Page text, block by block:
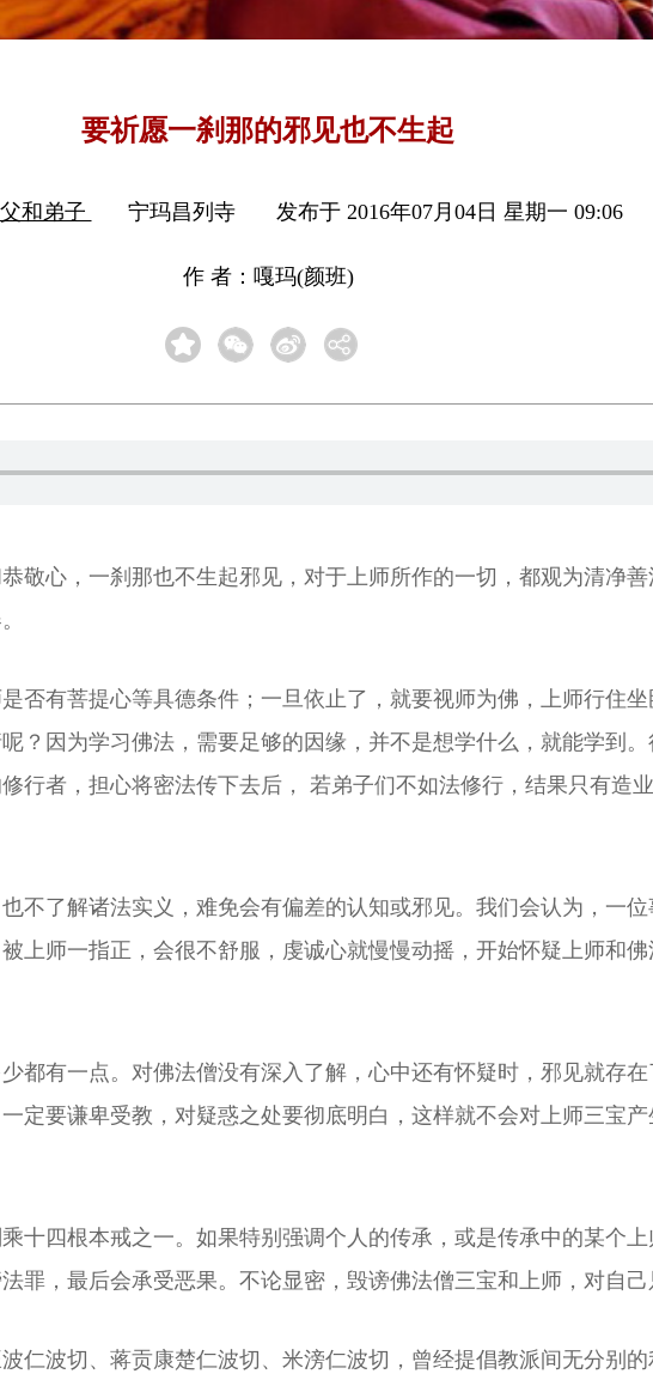
要祈愿一刹那的邪见也不生起
和弟子 宁玛昌列寺 发布于 2016年07月04日 星期一 09:06
作 者：嘎玛(颜班)
敬心，一刹那也不生起邪见，对于上师所作的一切，都观为清净
否有菩提心等具德条件；一旦依止了，就要视师为佛，上师行住
？因为学习佛法，需要足够的因缘，并不是想学什么，就能学到
行者，担心将密法传下去后， 若弟子们不如法修行，结果只有造
不了解诸法实义，难免会有偏差的认知或邪见。我们会认为，一
上师一指正，会很不舒服，虔诚心就慢慢动摇，开始怀疑上师和
都有一点。对佛法僧没有深入了解，心中还有怀疑时，邪见就存
定要谦卑受教，对疑惑之处要彻底明白，这样就不会对上师三宝
十四根本戒之一。如果特别强调个人的传承，或是传承中的某个
罪，最后会承受恶果。不论显密，毁谤佛法僧三宝和上师，对自己
仁波切、蒋贡康楚仁波切、米滂仁波切，曾经提倡教派间无分别